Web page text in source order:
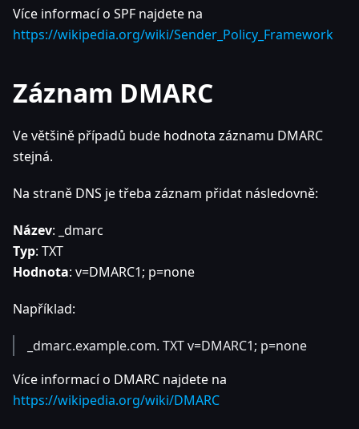
Více informací o SPF najdete na
https://wikipedia.org/wiki/Sender_Policy_Framework
Záznam DMARC
Ve většině případů bude hodnota záznamu DMARC
stejná.
Na straně DNS je třeba záznam přidat následovně:
Název: _dmarc
Typ: TXT
Hodnota: v=DMARC1; p=none
Například:
_dmarc.example.com. TXT v=DMARC1; p=none
Více informací o DMARC najdete na
https://wikipedia.org/wiki/DMARC